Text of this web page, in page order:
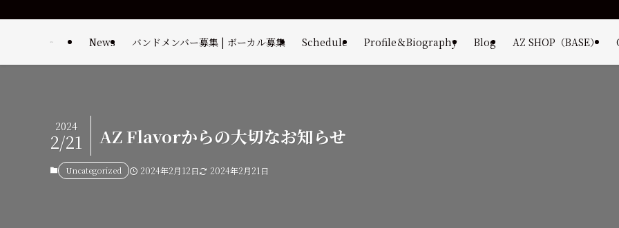
News バンドメンバー募集 | ボーカル募集 Schedule Profile＆Biography Blog AZ SHOP（BASE）
AZ Flavorからの大切なお知らせ
2024
2/21
Uncategorized 2024年2月12日 2024年2月21日